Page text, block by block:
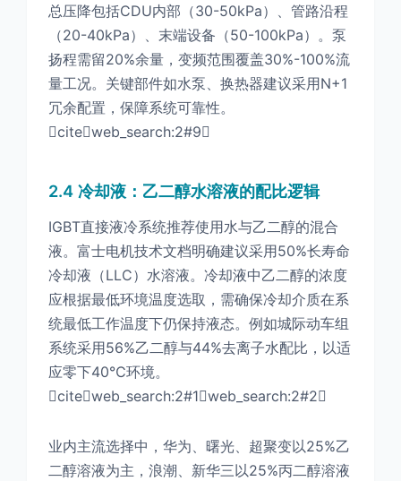
总压降包括CDU内部（30-50kPa）、管路沿程
（20-40kPa）、末端设备（50-100kPa）。泵
扬程需留20%余量，变频范围覆盖30%-100%流
量工况。关键部件如水泵、换热器建议采用N+1
冗余配置，保障系统可靠性。
citeweb_search:2#9
2.4 冷却液：乙二醇水溶液的配比逻辑
IGBT直接液冷系统推荐使用水与乙二醇的混合
液。富士电机技术文档明确建议采用50%长寿命
冷却液（LLC）水溶液。冷却液中乙二醇的浓度
应根据最低环境温度选取，需确保冷却介质在系
统最低工作温度下仍保持液态。例如城际动车组
系统采用56%乙二醇与44%去离子水配比，以适
应零下40℃环境。
citeweb_search:2#1web_search:2#2
业内主流选择中，华为、曙光、超聚变以25%乙
二醇溶液为主，浪潮、新华三以25%丙二醇溶液